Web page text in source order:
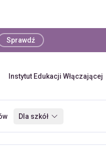
Sprawdź
Instytut Edukacji Włączającej
Dla szkół